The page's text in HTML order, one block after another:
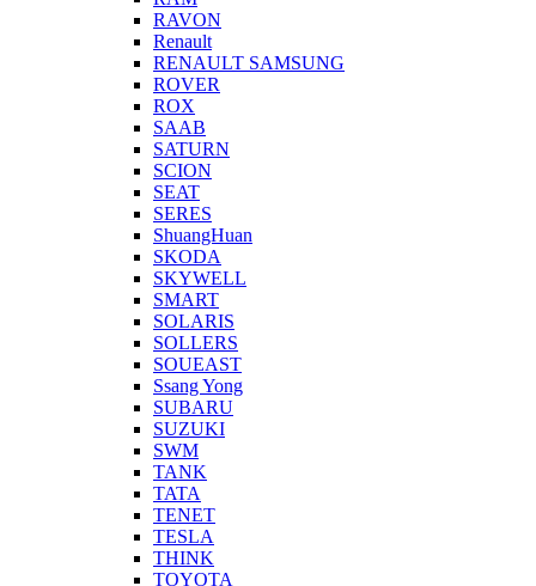
RAVON
Renault
RENAULT SAMSUNG
ROVER
ROX
SAAB
SATURN
SCION
SEAT
SERES
ShuangHuan
SKODA
SKYWELL
SMART
SOLARIS
SOLLERS
SOUEAST
Ssang Yong
SUBARU
SUZUKI
SWM
TANK
TATA
TENET
TESLA
THINK
TOYOTA